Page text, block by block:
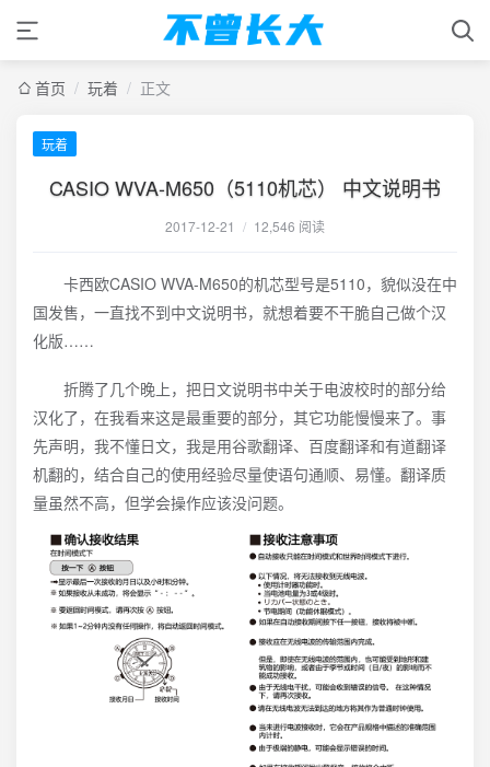
首页 / 玩着 / 正文
玩着
CASIO WVA-M650（5110机芯） 中文说明书
2017-12-21 / 12,546 阅读
卡西欧CASIO WVA-M650的机芯型号是5110，貌似没在中
国发售，一直找不到中文说明书，就想着要不干脆自己做个汉
化版……
折腾了几个晚上，把日文说明书中关于电波校时的部分给
汉化了，在我看来这是最重要的部分，其它功能慢慢来了。事
先声明，我不懂日文，我是用谷歌翻译、百度翻译和有道翻译
机翻的，结合自己的使用经验尽量使语句通顺、易懂。翻译质
量虽然不高，但学会操作应该没问题。